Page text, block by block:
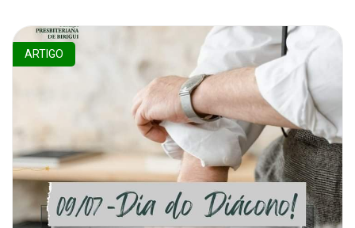
ARTIGO